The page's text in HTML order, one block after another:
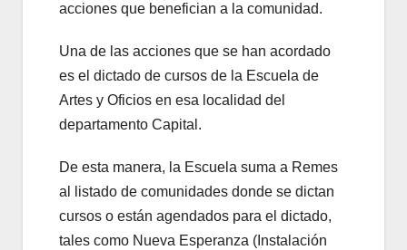
acciones que benefician a la comunidad.
Una de las acciones que se han acordado
es el dictado de cursos de la Escuela de
Artes y Oficios en esa localidad del
departamento Capital.
De esta manera, la Escuela suma a Remes
al listado de comunidades donde se dictan
cursos o están agendados para el dictado,
tales como Nueva Esperanza (Instalación